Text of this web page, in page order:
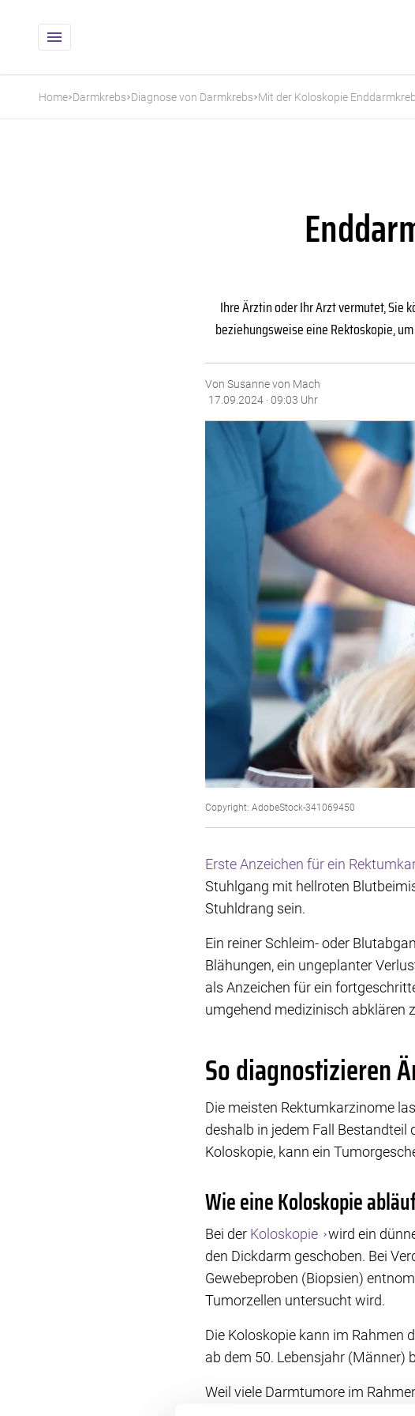
Home Darmkrebs Diagnose von Darmkrebs Mit der Koloskopie
Ihre Ärztin oder Ihr Arzt vermutet, Sie
beziehungsweise eine Rektoskopie,
Von Susanne von Mach
17.09.2024 · 09:03 Uhr
Copyright: AdobeStock-341069450
Erste Anzeichen für ein
Stuhlgang mit hellroten
Stuhldrang sein.
Ein reiner Schleim-​ oder
Blähungen, ein ungeplanter
als Anzeichen für ein
umgehend medizinisch abklären
So diagnostizieren
Die meisten Rektumkarzinome
deshalb in jedem Fall Bestandteil
Koloskopie, kann ein
Wie eine Koloskopie
Bei der Koloskopie
wird ein
den Dickdarm geschoben. Bei
Gewebeproben (Biopsien)
Tumorzellen untersucht wird.
Die Koloskopie kann im Rahmen
ab dem 50. Lebensjahr (Männer)
Weil viele Darmtumore im